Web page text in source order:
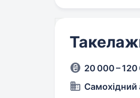
20 000 – 120
Самохідний